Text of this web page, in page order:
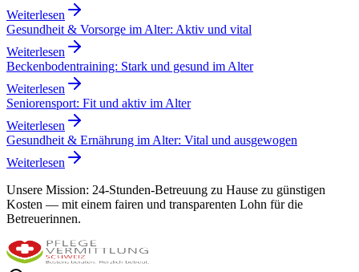
Weiterlesen
Gesundheit & Vorsorge im Alter: Aktiv und vital
Weiterlesen
Beckenbodentraining: Stark und gesund im Alter
Weiterlesen
Seniorensport: Fit und aktiv im Alter
Weiterlesen
Gesundheit & Ernährung im Alter: Vital und ausgewogen
Weiterlesen
Unsere Mission: 24-Stunden-Betreuung zu Hause zu günstigen
Kosten — mit einem fairen und transparenten Lohn für die
Betreuerinnen.